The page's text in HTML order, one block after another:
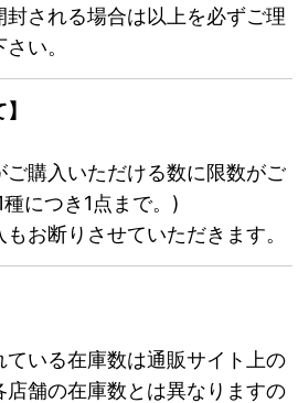
封される場合は以上を必ずご理
い。
購入いただける数に限数がご
につき1点まで。)
お断りさせていただきます。
いる在庫数は通販サイト上の
舗の在庫数とは異なりますの